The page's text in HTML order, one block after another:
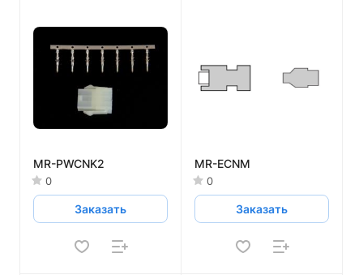
MR-PWCNK2
0
Заказать
MR-ECNM
0
Заказать